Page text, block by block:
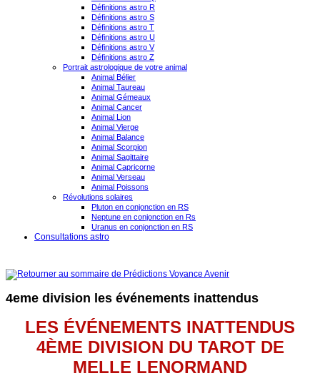
Définitions astro R
Définitions astro S
Définitions astro T
Définitions astro U
Définitions astro V
Définitions astro Z
Portrait astrologique de votre animal
Animal Bélier
Animal Taureau
Animal Gémeaux
Animal Cancer
Animal Lion
Animal Vierge
Animal Balance
Animal Scorpion
Animal Sagittaire
Animal Capricorne
Animal Verseau
Animal Poissons
Révolutions solaires
Pluton en conjonction en RS
Neptune en conjonction en Rs
Uranus en conjonction en RS
Consultations astro
4eme division les événements inattendus
LES ÉVÉNEMENTS INATTENDUS
4ÈME DIVISION DU TAROT DE
MELLE LENORMAND